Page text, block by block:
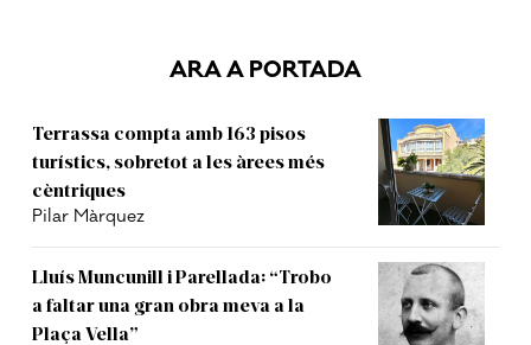
ARA A PORTADA
Terrassa compta amb 163 pisos
turístics, sobretot a les àrees més
cèntriques
Pilar Màrquez
Lluís Muncunill i Parellada: “Trobo
a faltar una gran obra meva a la
Plaça Vella”